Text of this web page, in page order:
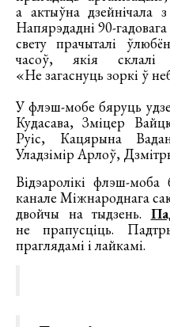
а актыўна дзейнічала
Напярэдадні 90-
свету прачыталі
часоў, якія склалі
«Не загаснуць зоркі ў
У флэш-мобе бяруць
Кудасава, Зміцер
Руіс, Кацярына
Уладзімір Арлоў,
Відэаролікі флэш-
канале Міжнароднага
двойчы на тыдзень.
не прапусціць.
праглядамі і лайкамі.